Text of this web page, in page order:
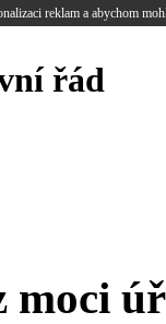
reklam a abychom
řád
moci